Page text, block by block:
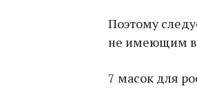
Поэтому
не имеющим
7 масок для